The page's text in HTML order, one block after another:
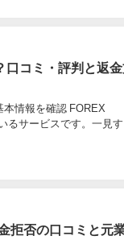
口コミ・評判と返金
本情報を確認 FOREX
るサービスです。一見
拒否の口コミと元